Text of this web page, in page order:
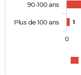
1
90-100 ans
Plus de 100 ans
0